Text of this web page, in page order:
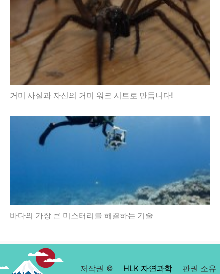
거미 사실과 자신의 거미 워크 시트로 만듭니다!
바다의 가장 큰 미스터리를 해결하는 기술
저작권 © HLK 자연과학 판권 소유